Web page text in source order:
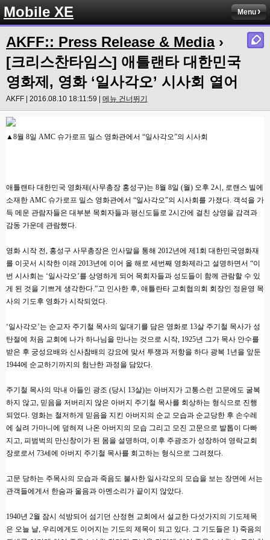
Mobile XE Menu
AKFF:: Press Release & Media›
[크리스찬타임스] 애틀랜타 대한민국
영화제, 영화 ‘일사각오’ 시사회 열어
AKFF | 2016.08.10 18:11:59 | 메뉴 건너뛰기
▲8월 8일 AMC 슈가로프 밀스 영화관에서 “일사각오”의 시사회
애틀랜타 대한민국 영화제(사무총장 홍성구)는 8월 8일 (월) 오후 2시, 로랜스 빌에
소재한 AMC 슈가로프 밀스 영화관에서 “일사각오”의 시사회를 가졌다. 객석을 가
득 메운 관람자들은 대부분 목회자들과 평신도들로 2시간에 걸친 상영을 감격과
감동 가운데 관람했다.
영화 시작 전, 홍성구 사무총장은 인사말을 통해 2012년에 제1회 대한민국영화재
를 이곳서 시작한 이래 2013년에 이어 올 해로 세번째 영화제라고 설명하면서 “이
번 시사회는 ‘일사각오’를 상영하게 되어 목회자들과 성도들이 함께 관람할 수 있
게 된 것을 기쁘게 생각한다.”고 인사한 후, 애틀란타 교회협의회 회장인 정윤영 목
사의 기도후 영화가 시작되었다.
‘일사각오’는 순교자 주기철 목사의 일대기를 담은 영화로 13살 주기철 목사가 성
탄절에 처음 교회에 나가 하나님을 만나는 것으로 시작, 1925년 그가 목사 안수를
받은 후 궁성요배와 신사참배의 강요에 맞서 투쟁과 저항을 하다 광복 1년을 앞둔
1944에 순교하기까지의 험난한 과정을 담았다.
주기철 목사의 막내 아들인 광조 (당시 13살)는 아버지가 고통스런 고문에도 굴복
하지 않고, 믿음을 저버리지 않은 아버지 주기철 목사를 회상하는 형식으로 진행
되었다. 영화는 철저하게 믿음을 지킨 아버지의 순교 모습과 순교당한 후 손수레
에 실려 가마니에 덮혀져 나온 아버지의 모습 그리고 모진 고문으로 발톱이 다빠
지고, 피범벅의 만신창이가 된 몸을 설명하며, 이후 주광조가 성장하여 영락교회
장로로서 73세에 아버지 주기철 목사를 회고하는 형식으로 그려졌다.
고문 당하는 주목사의 모습과 죽음도 불사한 일사각오의 모습을 보는 장면에 서는
관객들에게서 한숨과 울음과 아멘소리가 끝이지 않았다.
1940년 2월 잠시 석방되어 섬기던 산정현 교회에서 설교한 다섯가지의 기도제목
은 오늘 날, 우리에게도 이어지는 기도의 제목이 되고 있다. 그 기도들은 1) 죽음의